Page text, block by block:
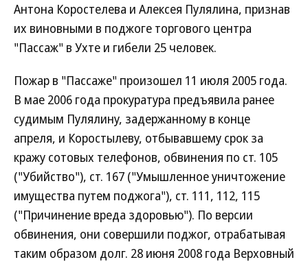
Антона Коростелева и Алексея Пулялина, признав
их виновными в поджоге торгового центра
"Пассаж" в Ухте и гибели 25 человек.
Пожар в "Пассаже" произошел 11 июля 2005 года.
В мае 2006 года прокуратура предъявила ранее
судимым Пулялину, задержанному в конце
апреля, и Коростылеву, отбывавшему срок за
кражу сотовых телефонов, обвинения по ст. 105
("Убийство"), ст. 167 ("Умышленное уничтожение
имущества путем поджога"), ст. 111, 112, 115
("Причинение вреда здоровью"). По версии
обвинения, они совершили поджог, отрабатывая
таким образом долг. 28 июня 2008 года Верховный